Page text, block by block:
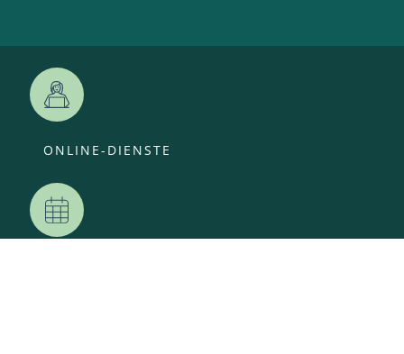
ONLINE-DIENSTE